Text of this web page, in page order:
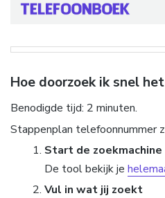
Hoe doorzoek ik snel
Benodigde tijd: 2 minuten.
Stappenplan telefoonnummer
Start de zoekmachine
De tool bekijk je
Vul in wat jij zoekt